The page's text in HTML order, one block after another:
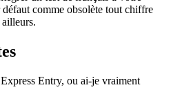
comme obsolète tout chiffre
Entry, ou ai-je vraiment